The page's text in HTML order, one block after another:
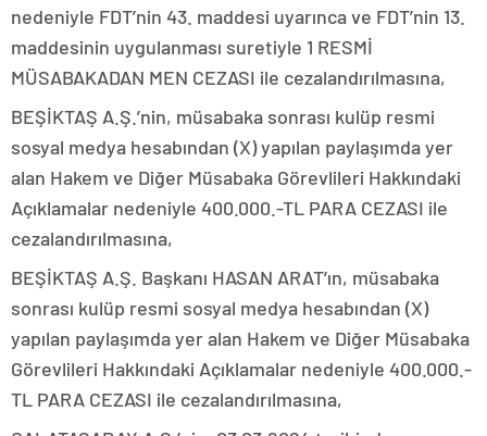
nedeniyle FDT’nin 43. maddesi uyarınca ve FDT’nin 13.
maddesinin uygulanması suretiyle 1 RESMİ
MÜSABAKADAN MEN CEZASI ile cezalandırılmasına,
BEŞİKTAŞ A.Ş.’nin, müsabaka sonrası kulüp resmi
sosyal medya hesabından (X) yapılan paylaşımda yer
alan Hakem ve Diğer Müsabaka Görevlileri Hakkındaki
Açıklamalar nedeniyle 400.000.-TL PARA CEZASI ile
cezalandırılmasına,
BEŞİKTAŞ A.Ş. Başkanı HASAN ARAT’ın, müsabaka
sonrası kulüp resmi sosyal medya hesabından (X)
yapılan paylaşımda yer alan Hakem ve Diğer Müsabaka
Görevlileri Hakkındaki Açıklamalar nedeniyle 400.000.-
TL PARA CEZASI ile cezalandırılmasına,